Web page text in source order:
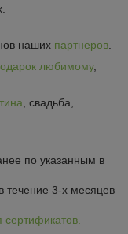
наших партнеров
любимому,
, свадьба,
по указанным в
течение 3-х месяцев